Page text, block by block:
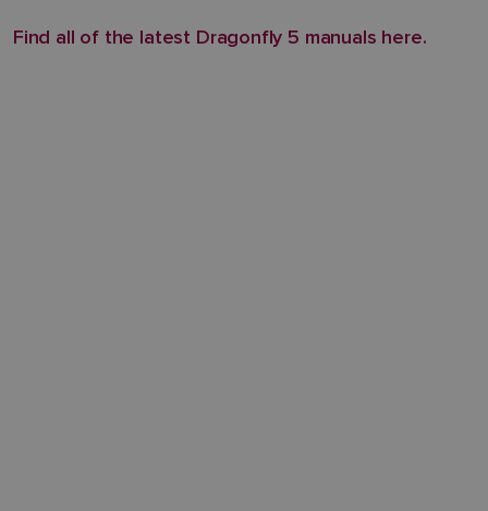
Find all of the latest Dragonfly 5 manuals here.